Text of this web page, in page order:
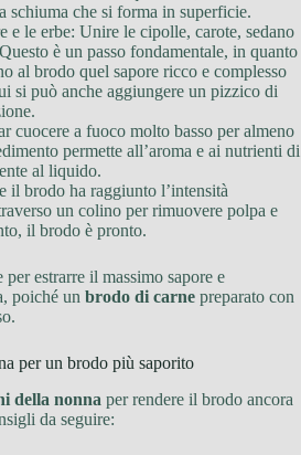
schiuma che si forma in superficie.
e le erbe: Unire le cipolle, carote, sedano
è un passo fondamentale, in quanto
al brodo quel sapore ricco e complesso
si può anche aggiungere un pizzico di
cuocere a fuoco molto basso per almeno
permette all’aroma e ai nutrienti di
al liquido.
il brodo ha raggiunto l’intensità
un colino per rimuovere polpa e
il brodo è pronto.
per estrarre il massimo sapore e
poiché un brodo di carne preparato con
per un brodo più saporito
della nonna per rendere il brodo ancora
da seguire: